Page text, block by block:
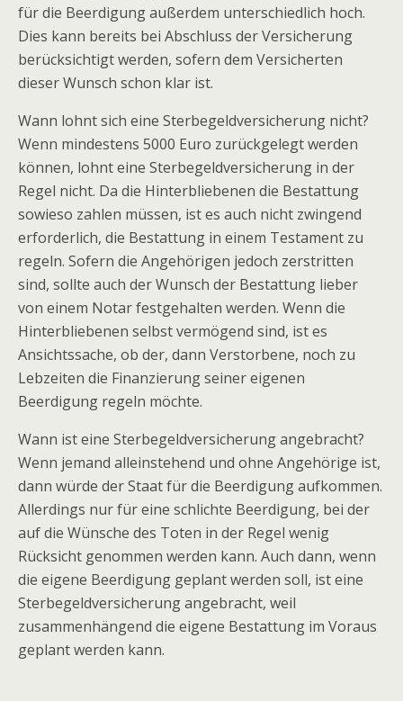
für die Beerdigung außerdem unterschiedlich hoch.
Dies kann bereits bei Abschluss der Versicherung
berücksichtigt werden, sofern dem Versicherten
dieser Wunsch schon klar ist.
Wann lohnt sich eine Sterbegeldversicherung nicht?
Wenn mindestens 5000 Euro zurückgelegt werden
können, lohnt eine Sterbegeldversicherung in der
Regel nicht. Da die Hinterbliebenen die Bestattung
sowieso zahlen müssen, ist es auch nicht zwingend
erforderlich, die Bestattung in einem Testament zu
regeln. Sofern die Angehörigen jedoch zerstritten
sind, sollte auch der Wunsch der Bestattung lieber
von einem Notar festgehalten werden. Wenn die
Hinterbliebenen selbst vermögend sind, ist es
Ansichtssache, ob der, dann Verstorbene, noch zu
Lebzeiten die Finanzierung seiner eigenen
Beerdigung regeln möchte.
Wann ist eine Sterbegeldversicherung angebracht?
Wenn jemand alleinstehend und ohne Angehörige ist,
dann würde der Staat für die Beerdigung aufkommen.
Allerdings nur für eine schlichte Beerdigung, bei der
auf die Wünsche des Toten in der Regel wenig
Rücksicht genommen werden kann. Auch dann, wenn
die eigene Beerdigung geplant werden soll, ist eine
Sterbegeldversicherung angebracht, weil
zusammenhängend die eigene Bestattung im Voraus
geplant werden kann.